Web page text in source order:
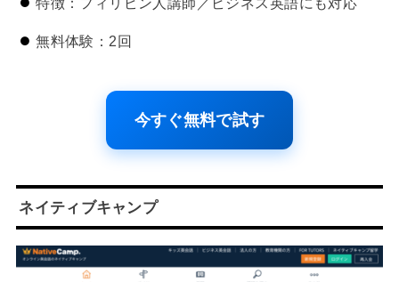
無料体験：2回
今すぐ無料で試す
ネイティブキャンプ